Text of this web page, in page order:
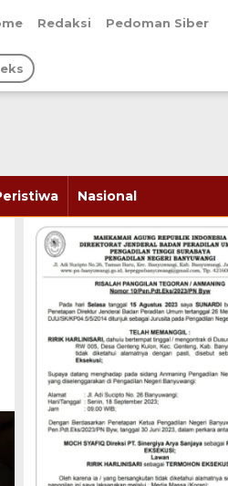
Redaksi Pedoman Siber
Nasional